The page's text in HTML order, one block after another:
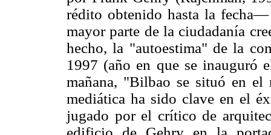
rédito obtenido hasta la
mayor parte de la ciudadanía
hecho, la "autoestima" de la
1997 (año en que se inauguró
mañana, "Bilbao se situó en
mediática ha sido clave en el
jugado por el crítico de